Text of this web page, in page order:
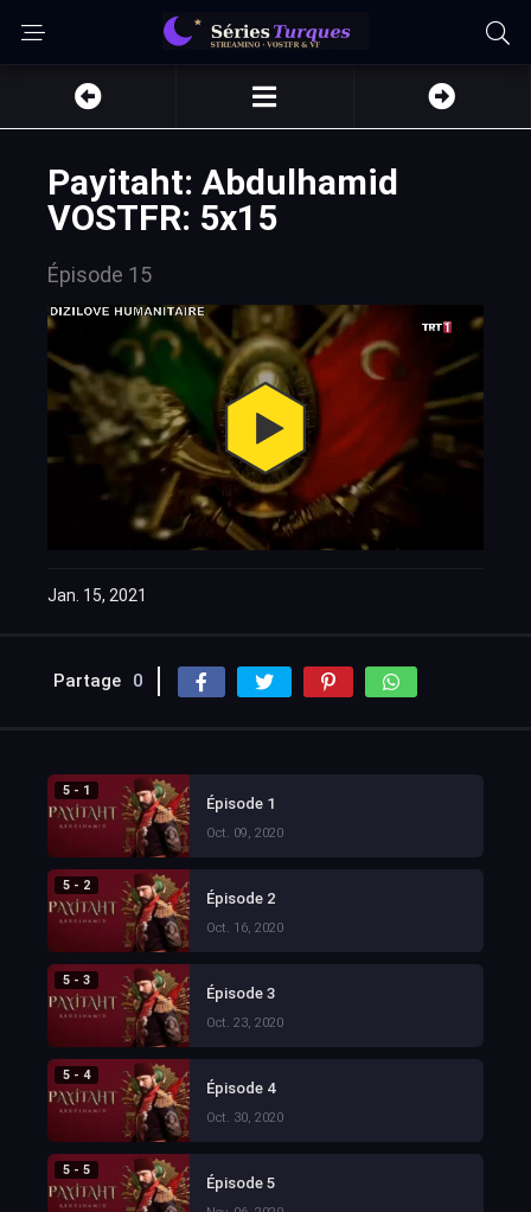
Payitaht: Abdulhamid
VOSTFR: 5x15
Épisode 15
Jan. 15, 2021
Partage 0
5 - 1
Épisode 1
Oct. 09, 2020
5 - 2
Épisode 2
Oct. 16, 2020
5 - 3
Épisode 3
Oct. 23, 2020
5 - 4
Épisode 4
Oct. 30, 2020
5 - 5
Épisode 5